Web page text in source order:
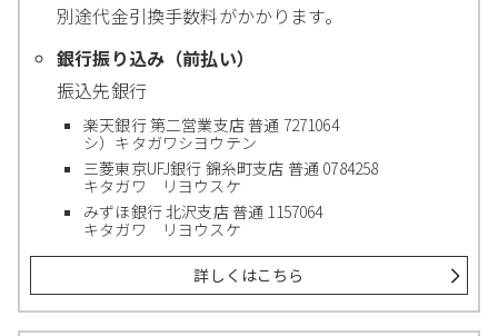
別途代金引換手数料がかかります。
銀行振り込み（前払い）
振込先銀行
楽天銀行 第二営業支店 普通 7271064
シ）キタガワシヨウテン
三菱東京UFJ銀行 錦糸町支店 普通 0784258
キタガワ リヨウスケ
みずほ銀行 北沢支店 普通 1157064
キタガワ リヨウスケ
詳しくはこちら